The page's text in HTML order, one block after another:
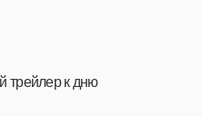
трейлер к дню